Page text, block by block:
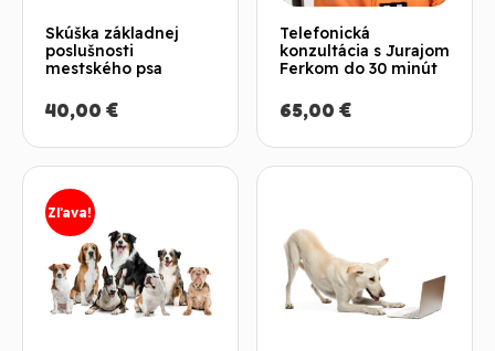
Skúška základnej
poslušnosti
mestského psa
40,00 €
Telefonická
konzultácia s Jurajom
Ferkom do 30 minút
65,00 €
Zľava!